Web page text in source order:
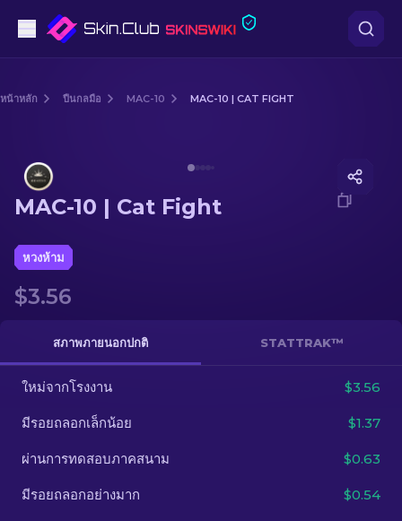
ปืนไรเฟิลซุ่มยิง
มีด
ถุงมือ
กล่อง
อื่น ๆ
หน้าหลัก ปืนกลมือ MAC-10 MAC-10 | CAT FIGHT
MAC-10 | Cat Fight
หวงห้าม
$3.56
สภาพภายนอกปกติ STATTRAK™
ใหม่จากโรงงาน $3.56
มีรอยถลอกเล็กน้อย $1.37
ผ่านการทดสอบภาคสนาม $0.63
มีรอยถลอกอย่างมาก $0.54